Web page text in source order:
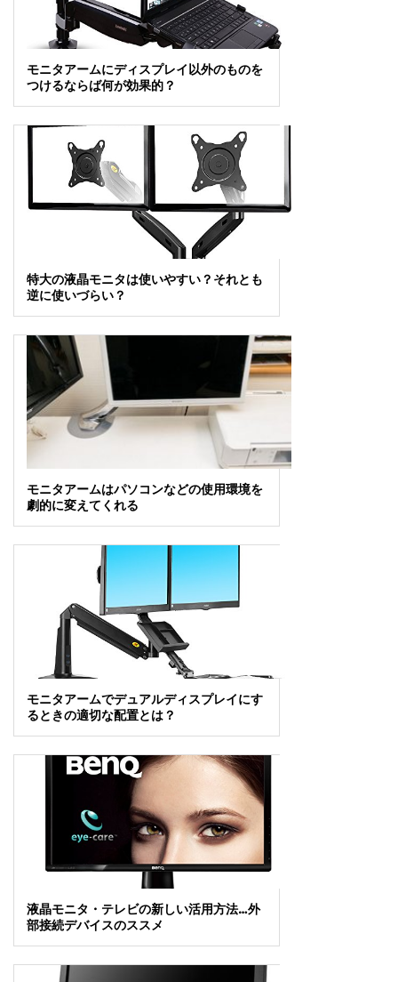
モニタアームにディスプレイ以外のものを
つけるならば何が効果的？
特大の液晶モニタは使いやすい？それとも
逆に使いづらい？
モニタアームはパソコンなどの使用環境を
劇的に変えてくれる
モニタアームでデュアルディスプレイにす
るときの適切な配置とは？
液晶モニタ・テレビの新しい活用方法…外
部接続デバイスのススメ